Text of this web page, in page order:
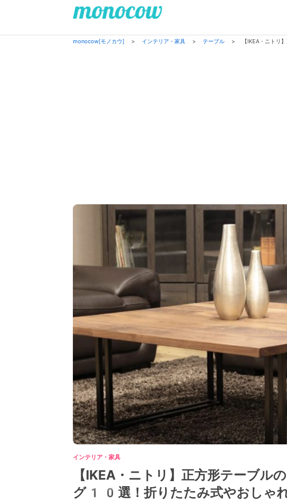
monocow[モノカウ] > インテリア・家具 > テーブル > 【IKEA・ニト
インテリア・家具
【IKEA・ニトリ】正方形テーブル
グ10選！折りたたみ式やおしゃ